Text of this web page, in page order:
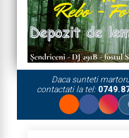
Daca sunteti
contactati la tel: